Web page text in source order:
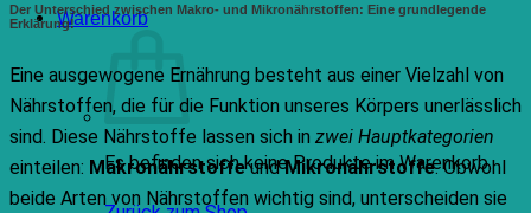
Warenkorb
Es befinden sich keine Produkte im Warenkorb.
Der Unterschied zwischen Makro- und Mikronährstoffen: Eine grundlegende
Erklärung!
Eine ausgewogene Ernährung besteht aus einer Vielzahl von
Nährstoffen, die für die Funktion unseres Körpers unerlässlich
sind. Diese Nährstoffe lassen sich in zwei Hauptkategorien
einteilen: MakronährstoffeundMikronährstoffe. Obwohl
beide Arten von Nährstoffen wichtig sind, unterscheiden sie